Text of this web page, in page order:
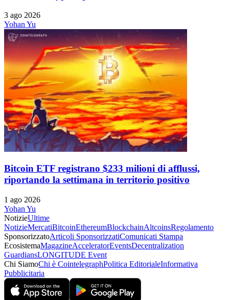
3 ago 2026
Yohan Yu
Bitcoin ETF registrano $233 milioni di afflussi,
riportando la settimana in territorio positivo
1 ago 2026
Yohan Yu
NotizieUltime
NotizieMercatiBitcoinEthereumBlockchainAltcoinsRegolamento
SponsorizzatoArticoli SponsorizzatiComunicati Stampa
EcosistemaMagazineAcceleratorEventsDecentralization
GuardiansLONGITUDE Event
Chi SiamoChi è CointelegraphPolitica EditorialeInformativa
Pubblicitaria